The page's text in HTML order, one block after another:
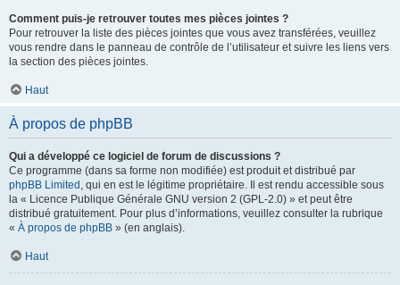
Comment puis-je retrouver toutes mes pièces jointes ?
Pour retrouver la liste des pièces jointes que vous avez transférées, veuillez
vous rendre dans le panneau de contrôle de l’utilisateur et suivre les liens vers
la section des pièces jointes.
Haut
À propos de phpBB
Qui a développé ce logiciel de forum de discussions ?
Ce programme (dans sa forme non modifiée) est produit et distribué par
phpBB Limited , qui en est le légitime propriétaire. Il est rendu accessible sous
la « Licence Publique Générale GNU version 2 (GPL-2.0) » et peut être
distribué gratuitement. Pour plus d’informations, veuillez consulter la rubrique
« À propos de phpBB » (en anglais).
Haut